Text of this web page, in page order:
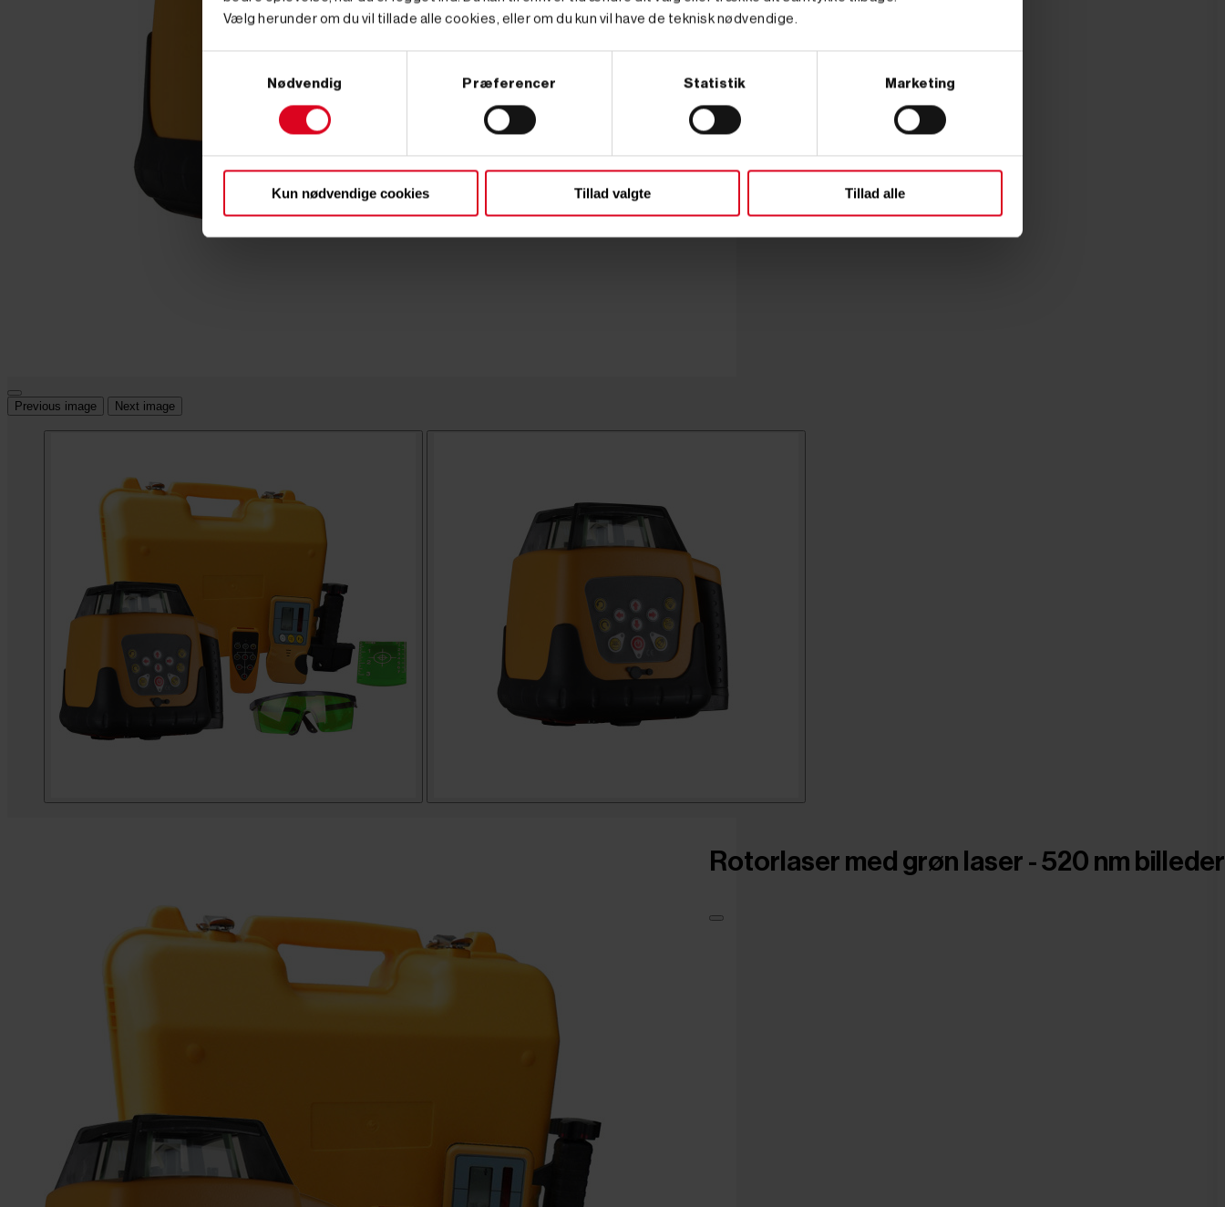
Vælg herunder om du vil tillade alle cookies, eller om du kun vil have de teknisk nødvendige.
Nødvendig Præferencer Statistik Marketing
Kun nødvendige cookies Tillad valgte Tillad alle
Previous image Next image
Rotorlaser med grøn laser - 520 nm billeder